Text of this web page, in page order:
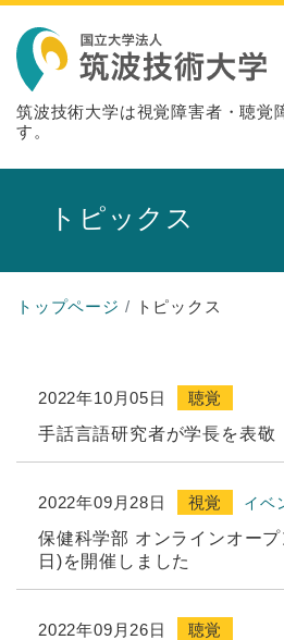
筑波技術大学は視覚障害者・聴覚
す。
トピックス
トップページ トピックス
2022年10月05日
聴覚
手話言語研究者が学長を表敬
2022年09月28日 視覚 イベ
保健科学部 オンラインオー
日)を開催しました
2022年09月26日
聴覚